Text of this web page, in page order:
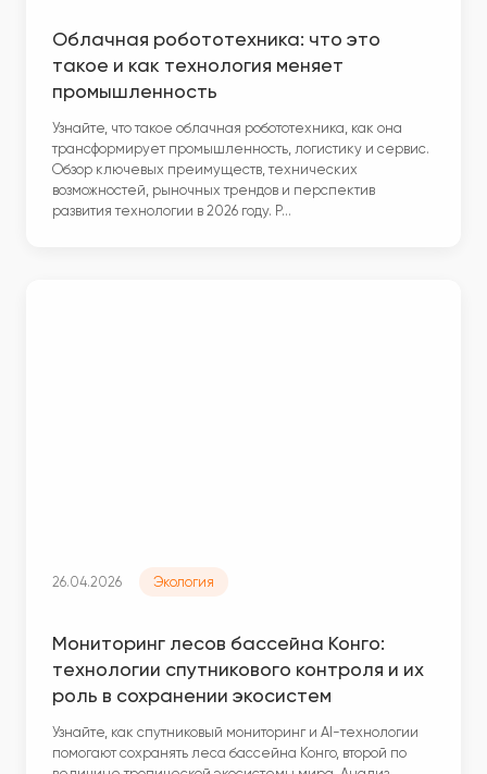
Облачная робототехника: что это
такое и как технология меняет
промышленность
Узнайте, что такое облачная робототехника, как она
трансформирует промышленность, логистику и сервис.
Обзор ключевых преимуществ, технических
возможностей, рыночных трендов и перспектив
развития технологии в 2026 году. Р…
26.04.2026 Экология
Мониторинг лесов бассейна Конго:
технологии спутникового контроля и их
роль в сохранении экосистем
Узнайте, как спутниковый мониторинг и AI-технологии
помогают сохранять леса бассейна Конго, второй по